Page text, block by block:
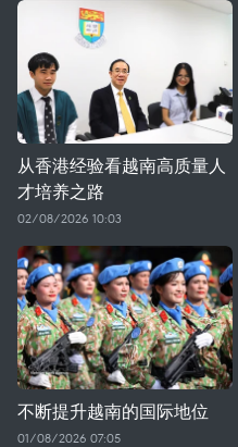
从香港经验看越南高质量人
才培养之路
02/08/2026 10:03
不断提升越南的国际地位
01/08/2026 07:05